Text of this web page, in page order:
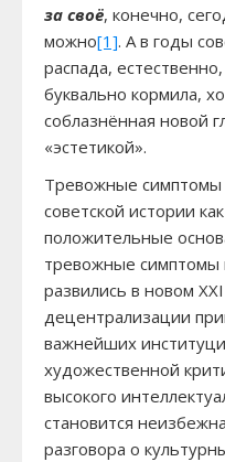
за своё, конечно,
можно[1]. А в годы
распада,
буквально кормила,
соблазнённая новой
«эстетикой».
Тревожные симптомы
советской истории
положительные
тревожные симптомы
развились в новом
децентрализации
важнейших
художественной
высокого
становится
разговора о